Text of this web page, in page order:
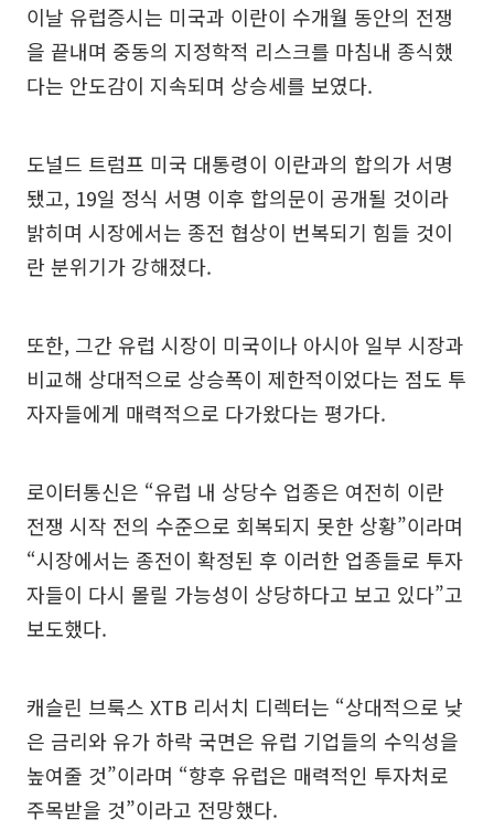
이날 유럽증시는 미국과 이란이 수개월 동안의 전쟁
을 끝내며 중동의 지정학적 리스크를 마침내 종식했
다는 안도감이 지속되며 상승세를 보였다.
도널드 트럼프 미국 대통령이 이란과의 합의가 서명
됐고, 19일 정식 서명 이후 합의문이 공개될 것이라
밝히며 시장에서는 종전 협상이 번복되기 힘들 것이
란 분위기가 강해졌다.
또한, 그간 유럽 시장이 미국이나 아시아 일부 시장과
비교해 상대적으로 상승폭이 제한적이었다는 점도 투
자자들에게 매력적으로 다가왔다는 평가다.
로이터통신은 “유럽 내 상당수 업종은 여전히 이란
전쟁 시작 전의 수준으로 회복되지 못한 상황”이라며
“시장에서는 종전이 확정된 후 이러한 업종들로 투자
자들이 다시 몰릴 가능성이 상당하다고 보고 있다”고
보도했다.
캐슬린 브룩스 XTB 리서치 디렉터는 “상대적으로 낮
은 금리와 유가 하락 국면은 유럽 기업들의 수익성을
높여줄 것”이라며 “향후 유럽은 매력적인 투자처로
주목받을 것”이라고 전망했다.